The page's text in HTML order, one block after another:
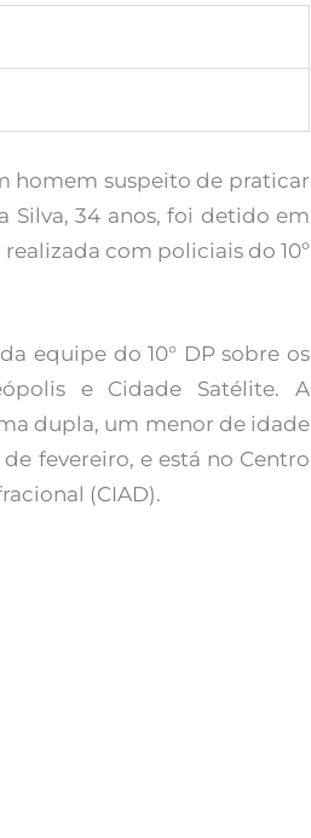
homem suspeito de praticar
Silva, 34 anos, foi detido em
com policiais do 10º
equipe do 10° DP sobre os
e Cidade Satélite. A
dupla, um menor de idade
fevereiro, e está no Centro
(CIAD).